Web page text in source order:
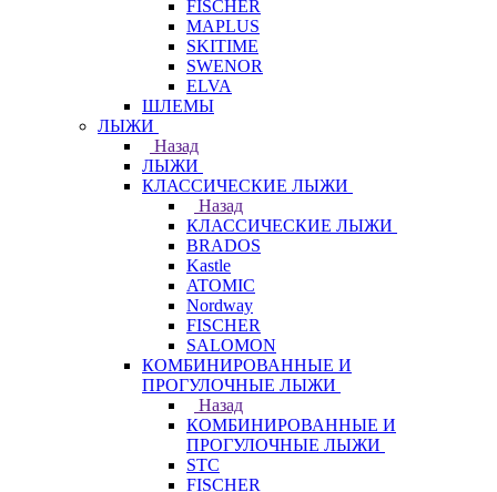
FISCHER
MAPLUS
SKITIME
SWENOR
ELVA
ШЛЕМЫ
ЛЫЖИ
Назад
ЛЫЖИ
КЛАССИЧЕСКИЕ ЛЫЖИ
Назад
КЛАССИЧЕСКИЕ ЛЫЖИ
BRADOS
Kastle
ATOMIC
Nordway
FISCHER
SALOMON
КОМБИНИРОВАННЫЕ И
ПРОГУЛОЧНЫЕ ЛЫЖИ
Назад
КОМБИНИРОВАННЫЕ И
ПРОГУЛОЧНЫЕ ЛЫЖИ
STC
FISCHER